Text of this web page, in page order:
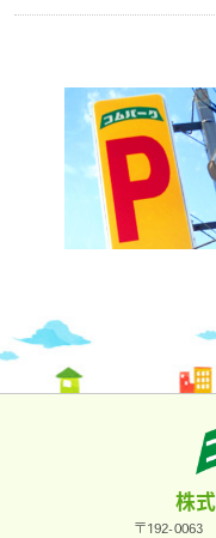
株
〒192-0063